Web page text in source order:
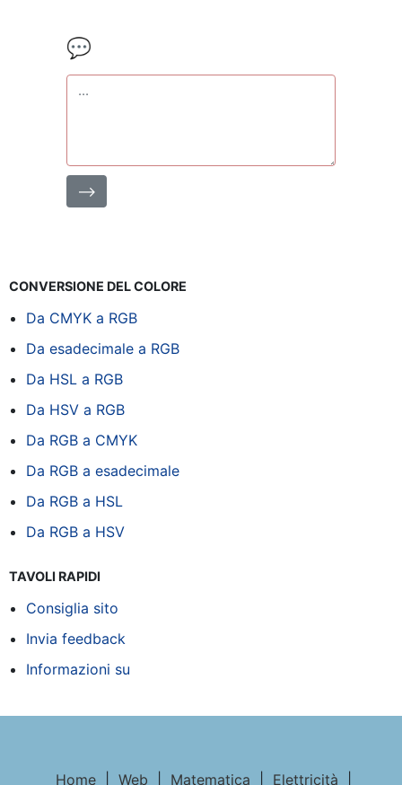
💬
⟶
CONVERSIONE DEL COLORE
Da CMYK a RGB
Da esadecimale a RGB
Da HSL a RGB
Da HSV a RGB
Da RGB a CMYK
Da RGB a esadecimale
Da RGB a HSL
Da RGB a HSV
TAVOLI RAPIDI
Consiglia sito
Invia feedback
Informazioni su
Home Web Matematica Elettricità